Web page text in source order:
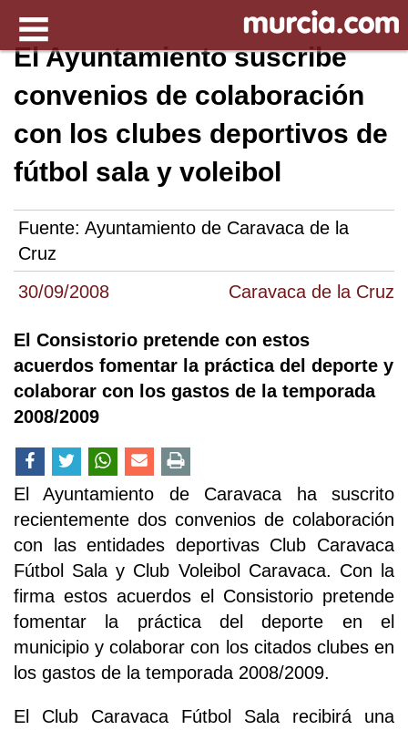
30/09/2008 Caravaca de la Cruz
El Ayuntamiento suscribe
convenios de colaboración
con los clubes deportivos de
fútbol sala y voleibol
Fuente: Ayuntamiento de Caravaca de la
Cruz
El Consistorio pretende con estos
acuerdos fomentar la práctica del deporte y
colaborar con los gastos de la temporada
2008/2009
El Ayuntamiento de Caravaca ha suscrito
recientemente dos convenios de colaboración
con las entidades deportivas Club Caravaca
Fútbol Sala y Club Voleibol Caravaca. Con la
firma estos acuerdos el Consistorio pretende
fomentar la práctica del deporte en el
municipio y colaborar con los citados clubes en
los gastos de la temporada 2008/2009.
El Club Caravaca Fútbol Sala recibirá una